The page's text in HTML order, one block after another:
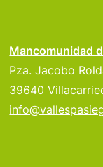
Mancomunidad
Pza. Jacobo
39640